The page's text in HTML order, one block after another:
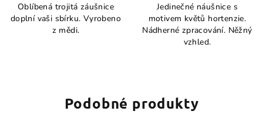
Oblíbená trojitá záušnice
doplní vaši sbírku. Vyrobeno
z mědi.
Jedinečné náušnice s
motivem květů hortenzie.
Nádherné zpracování. Něžný
vzhled.
Podobné produkty